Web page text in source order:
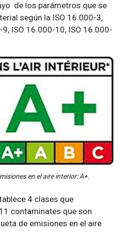
de los parámetros que se
según la ISO 16.000-3,
ISO 16.000-10, ISO 16.000-
en el aire interior: A+.
4 clases que
contaminates que son
de emisiones en el aire